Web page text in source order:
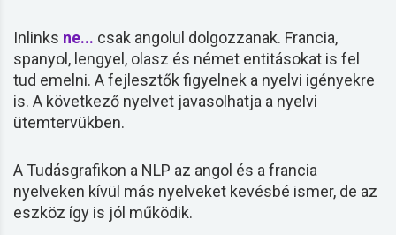
Inlinks ne... csak angolul dolgozzanak. Francia,
spanyol, lengyel, olasz és német entitásokat is fel
tud emelni. A fejlesztők figyelnek a nyelvi igényekre
is. A következő nyelvet javasolhatja a nyelvi
ütemtervükben.
A Tudásgrafikon a NLP az angol és a francia
nyelveken kívül más nyelveket kevésbé ismer, de az
eszköz így is jól működik.